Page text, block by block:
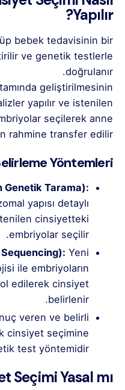
Yapılır?
bebek tedavisinin bir
ve genetik testlerle
doğrulanır.
geliştirilmesinin
yapılır ve istenilen
seçilerek anne
rahmine transfer edilir.
Yöntemleri
Genetik Tarama):
yapısı detaylı
cinsiyetteki
embriyolar seçilir.
Yeni
ile embriyoların
edilerek cinsiyet
belirlenir.
veren ve belirli
cinsiyet seçimine
test yöntemidir.
Seçimi Yasal mı?